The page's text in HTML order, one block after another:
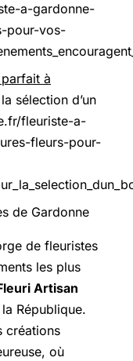
a-gardonne-
pour-vos-
à
sélection d’un
fleuriste-a-
fleurs-pour-
de Gardonne
de fleuristes
les plus
Artisan
République.
créations
où